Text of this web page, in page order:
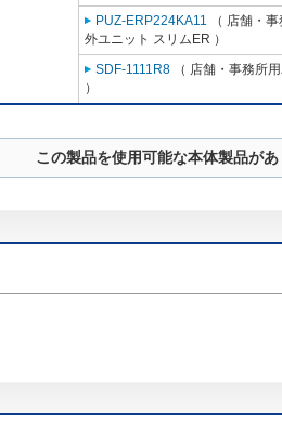
PUZ-ERP224KA11 （ 店舗・
外ユニット スリムER ）
SDF-1111R8 （ 店舗・事務所
）
この製品を使用可能な本体製品が